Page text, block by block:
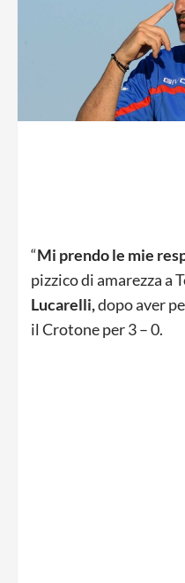
“Mi prendo le mie
pizzico di amarezza a
Lucarelli,dopo aver
il Crotone per 3 – 0.